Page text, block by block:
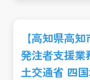
【高知県高
発注者支援業
土交通省 四